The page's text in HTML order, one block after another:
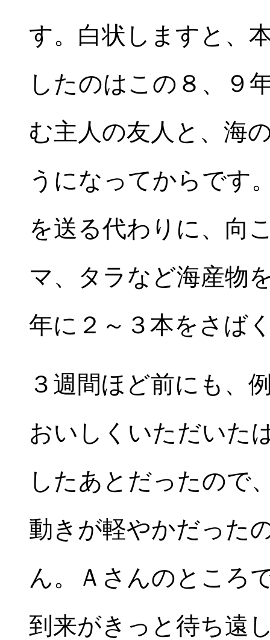
す。白状しますと、
したのはこの８、９
む主人の友人と、海
うになってからです
を送る代わりに、向
マ、タラなど海産物
年に２～３本をさば
３週間ほど前にも、
おいしくいただいた
したあとだったので
動きが軽やかだった
ん。Ａさんのところ
到来がきっと待ち遠